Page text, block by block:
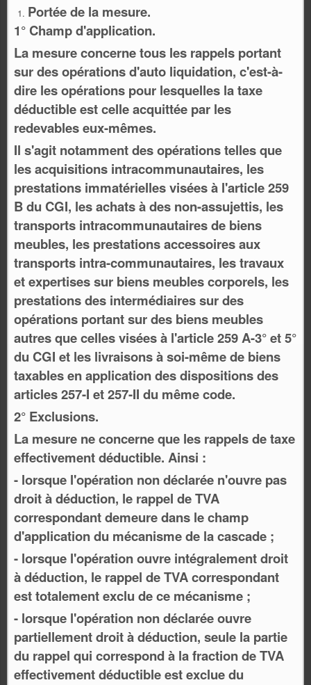
Portée de la mesure.
1° Champ d'application.
La mesure concerne tous les rappels portant
sur des opérations d'auto liquidation, c'est-à-
dire les opérations pour lesquelles la taxe
déductible est celle acquittée par les
redevables eux-mêmes.
Il s'agit notamment des opérations telles que
les acquisitions intracommunautaires, les
prestations immatérielles visées à l'article 259
B du CGI, les achats à des non-assujettis, les
transports intracommunautaires de biens
meubles, les prestations accessoires aux
transports intra-communautaires, les travaux
et expertises sur biens meubles corporels, les
prestations des intermédiaires sur des
opérations portant sur des biens meubles
autres que celles visées à l'article 259 A-3° et 5°
du CGI et les livraisons à soi-même de biens
taxables en application des dispositions des
articles 257-I et 257-II du même code.
2° Exclusions.
La mesure ne concerne que les rappels de taxe
effectivement déductible. Ainsi :
- lorsque l'opération non déclarée n'ouvre pas
droit à déduction, le rappel de TVA
correspondant demeure dans le champ
d'application du mécanisme de la cascade ;
- lorsque l'opération ouvre intégralement droit
à déduction, le rappel de TVA correspondant
est totalement exclu de ce mécanisme ;
- lorsque l'opération non déclarée ouvre
partiellement droit à déduction, seule la partie
du rappel qui correspond à la fraction de TVA
effectivement déductible est exclue du